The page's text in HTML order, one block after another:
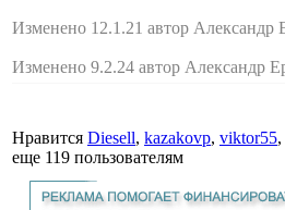
Изменено 12.1.21 автор Александр
Изменено 9.2.24 автор Александр
Нравится Diesell, kazakovp, viktor55,
еще 119 пользователям